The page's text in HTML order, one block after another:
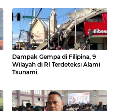
Dampak Gempa di Filipina, 9
Wilayah di RI Terdeteksi Alami
Tsunami